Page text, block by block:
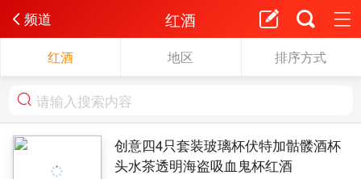
频道 红酒
红酒 地区 排序方式
创意四4只套装玻璃杯伏特加骷髅酒杯
头水茶透明海盗吸血鬼杯红酒